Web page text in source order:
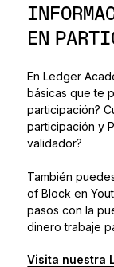
EN
En Ledger
básicas que te
participación?
participación y
validador?
También
of Block en
pasos con la
dinero trabaje
Visita nuestra